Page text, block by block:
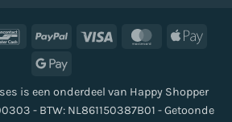
BancontactPayPal Visa MasterCardApple
Google
is een onderdeel van Happy Shopper
- BTW: NL861150387B01 - Getoonde